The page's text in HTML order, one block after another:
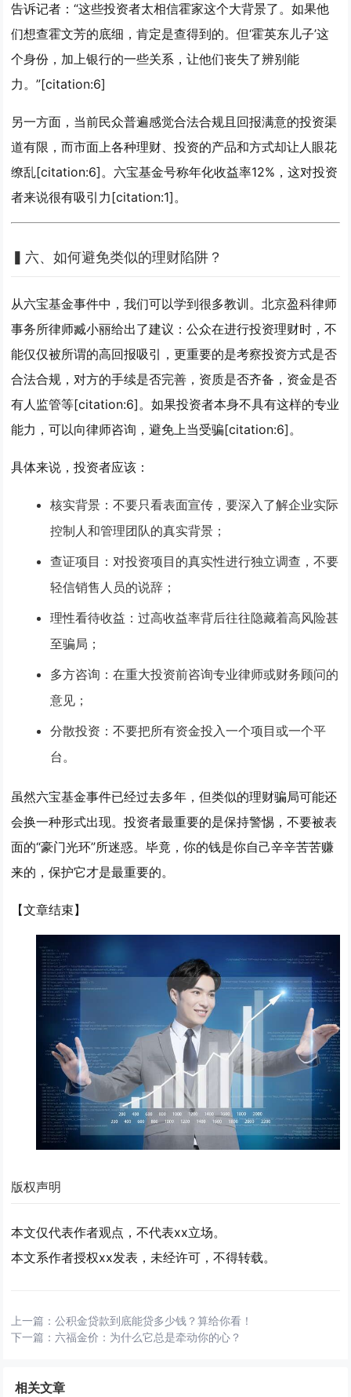
告诉记者：“这些投资者太相信霍家这个大背景了。如果他
们想查霍文芳的底细，肯定是查得到的。但‘霍英东儿子’这
个身份，加上银行的一些关系，让他们丧失了辨别能
力。”[citation:6]
另一方面，当前民众普遍感觉合法合规且回报满意的投资渠
道有限，而市面上各种理财、投资的产品和方式却让人眼花
缭乱[citation:6]。六宝基金号称年化收益率12%，这对投资
者来说很有吸引力[citation:1]。
▍ 六、如何避免类似的理财陷阱？
从六宝基金事件中，我们可以学到很多教训。北京盈科律师
事务所律师臧小丽给出了建议：公众在进行投资理财时，不
能仅仅被所谓的高回报吸引，更重要的是考察投资方式是否
合法合规，对方的手续是否完善，资质是否齐备，资金是否
有人监管等[citation:6]。如果投资者本身不具有这样的专业
能力，可以向律师咨询，避免上当受骗[citation:6]。
具体来说，投资者应该：
核实背景 ：不要只看表面宣传，要深入了解企业实际
控制人和管理团队的真实背景；
查证项目 ：对投资项目的真实性进行独立调查，不要
轻信销售人员的说辞；
理性看待收益 ：过高收益率背后往往隐藏着高风险甚
至骗局；
多方咨询 ：在重大投资前咨询专业律师或财务顾问的
意见；
分散投资 ：不要把所有资金投入一个项目或一个平
台。
虽然六宝基金事件已经过去多年，但类似的理财骗局可能还
会换一种形式出现。投资者最重要的是保持警惕，不要被表
面的“豪门光环”所迷惑。毕竟，你的钱是你自己辛辛苦苦赚
来的，保护它才是最重要的。
【文章结束】
版权声明
本文仅代表作者观点，不代表xx立场。
本文系作者授权xx发表，未经许可，不得转载。
上一篇：公积金贷款到底能贷多少钱？算给你看！
下一篇： 六福金价：为什么它总是牵动你的心？
相关文章